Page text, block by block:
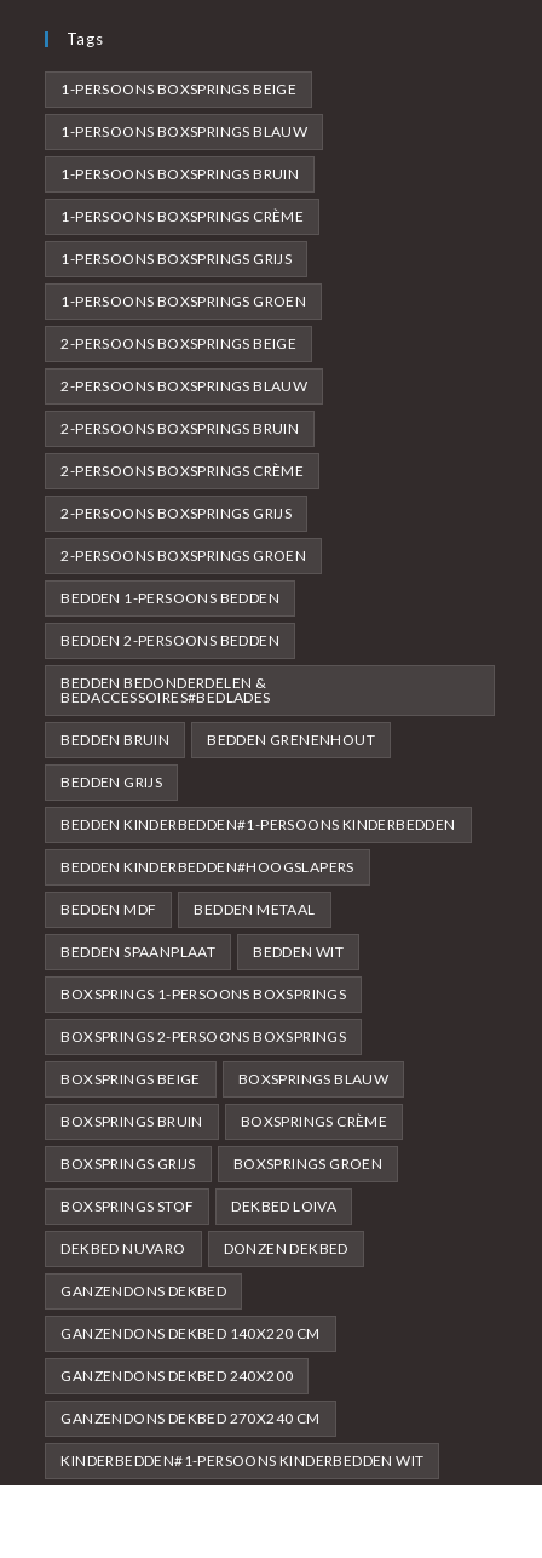
Tags
1-PERSOONS BOXSPRINGS BEIGE
1-PERSOONS BOXSPRINGS BLAUW
1-PERSOONS BOXSPRINGS BRUIN
1-PERSOONS BOXSPRINGS CRÈME
1-PERSOONS BOXSPRINGS GRIJS
1-PERSOONS BOXSPRINGS GROEN
2-PERSOONS BOXSPRINGS BEIGE
2-PERSOONS BOXSPRINGS BLAUW
2-PERSOONS BOXSPRINGS BRUIN
2-PERSOONS BOXSPRINGS CRÈME
2-PERSOONS BOXSPRINGS GRIJS
2-PERSOONS BOXSPRINGS GROEN
BEDDEN 1-PERSOONS BEDDEN
BEDDEN 2-PERSOONS BEDDEN
BEDDEN BEDONDERDELEN &
BEDACCESSOIRES#BEDLADES
BEDDEN BRUIN BEDDEN GRENENHOUT
BEDDEN GRIJS
BEDDEN KINDERBEDDEN#1-PERSOONS KINDERBEDDEN
BEDDEN KINDERBEDDEN#HOOGSLAPERS
BEDDEN MDF BEDDEN METAAL
BEDDEN SPAANPLAAT BEDDEN WIT
BOXSPRINGS 1-PERSOONS BOXSPRINGS
BOXSPRINGS 2-PERSOONS BOXSPRINGS
BOXSPRINGS BEIGE BOXSPRINGS BLAUW
BOXSPRINGS BRUIN BOXSPRINGS CRÈME
BOXSPRINGS GRIJS BOXSPRINGS GROEN
BOXSPRINGS STOF DEKBED LOIVA
DEKBED NUVARO DONZEN DEKBED
GANZENDONS DEKBED
GANZENDONS DEKBED 140X220 CM
GANZENDONS DEKBED 240X200
GANZENDONS DEKBED 270X240 CM
KINDERBEDDEN#1-PERSOONS KINDERBEDDEN WIT